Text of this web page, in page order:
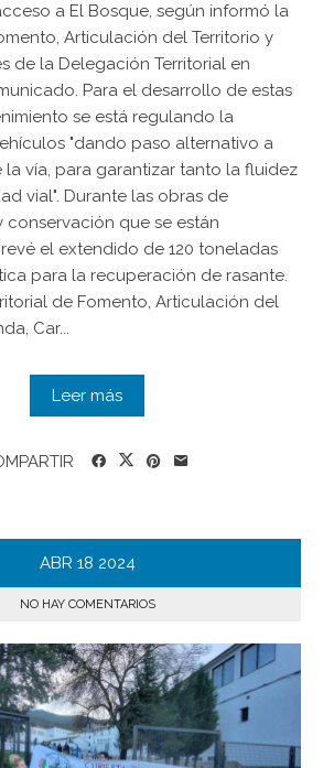
a El Bosque, según informó la
Articulación del Territorio y
de la Delegación Territorial en
Para el desarrollo de estas
se está regulando la
"dando paso alternativo a
vía, para garantizar tanto la fluidez
vial". Durante las obras de
conservación que se están
el extendido de 120 toneladas
para la recuperación de rasante.
de Fomento, Articulación del
Car...
Leer más
ABR 18 2024
NO HAY COMENTARIOS